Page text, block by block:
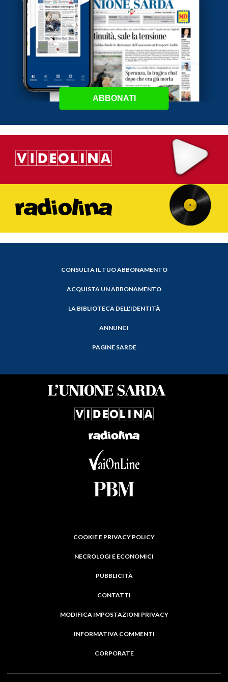
ABBONATI
CONSULTA IL TUO ABBONAMENTO
ACQUISTA UN ABBONAMENTO
LA BIBLIOTECA DELL'IDENTITÀ
ANNUNCI
PAGINE SARDE
COOKIE E PRIVACY POLICY
NECROLOGI E ECONOMICI
PUBBLICITÀ
CONTATTI
MODIFICA IMPOSTAZIONI PRIVACY
INFORMATIVA COMMENTI
CORPORATE